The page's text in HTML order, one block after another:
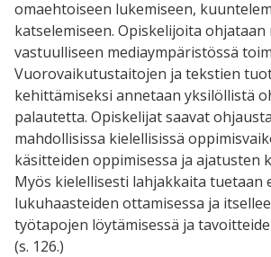
omaehtoiseen lukemiseen,
katselemiseen. Opiskelijoita ohjataan
vastuulliseen mediaympäristössä
Vuorovaikutustaitojen ja tekstien
kehittämiseksi annetaan yksilöllistä
palautetta. Opiskelijat saavat
mahdollisissa kielellisissä
käsitteiden oppimisessa ja ajatusten
Myös kielellisesti lahjakkaita tuetaan
lukuhaasteiden ottamisessa ja
työtapojen löytämisessä ja
(s. 126.)